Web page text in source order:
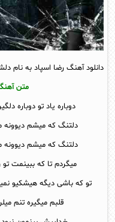
دانلود آهنگ رضا اسپاد به نام
متن
دوباره یاد تو دوباره
دلتنگ که میشم
دلتنگ که میشم
میگردم تا که ببینمت تو
تو که باشی دیگه هیشکیو
قلبم میگیره تنم